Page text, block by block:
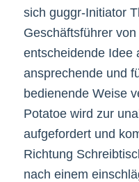
sich guggr-Initiator
Geschäftsführer
entscheidende Idee
ansprechende und
bedienende Weise
Potatoe wird zur
aufgefordert und
Richtung
nach einem